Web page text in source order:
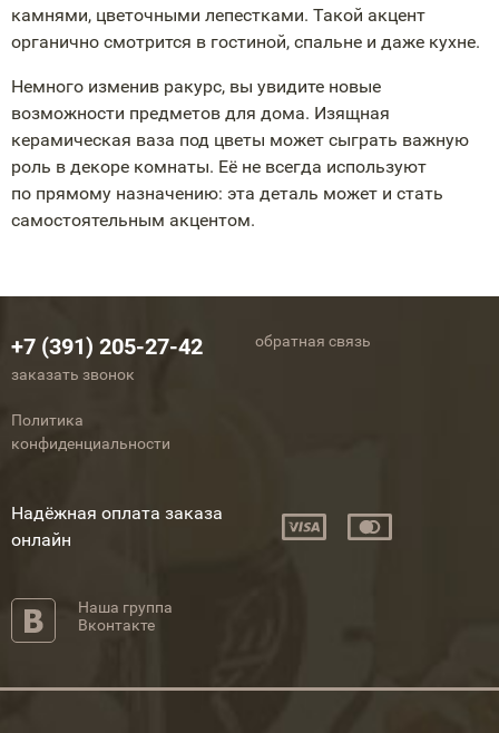
камнями, цветочными лепестками. Такой акцент
органично смотрится в гостиной, спальне и даже кухне.
Немного изменив ракурс, вы увидите новые
возможности предметов для дома. Изящная
керамическая ваза под цветы может сыграть важную
роль в декоре комнаты. Её не всегда используют
по прямому назначению: эта деталь может и стать
самостоятельным акцентом.
+7 (391) 205-27-42
заказать звонок
обратная связь
Политика
конфиденциальности
Надёжная оплата заказа
онлайн
Наша группа
Вконтакте